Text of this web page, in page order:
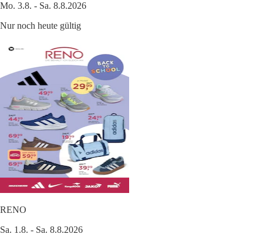
Mo. 3.8. - Sa. 8.8.2026
Nur noch heute gültig
RENO
Sa. 1.8. - Sa. 8.8.2026